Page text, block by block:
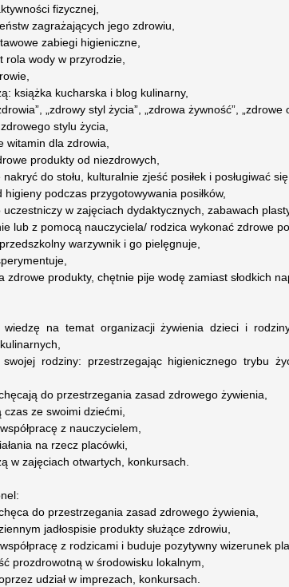
fizycznej,
zagrażających jego zdrowiu,
zabiegi higieniczne,
rola wody w przyrodzie,
książka kucharska i blog kulinarny,
„zdrowy styl życia”, „zdrowa żywność”, „zdrowe
stylu życia,
witamin dla zdrowia,
produkty od niezdrowych,
do stołu, kulturalnie zjeść posiłek i posługiwać
podczas przygotowywania posiłków,
w zajęciach dydaktycznych, zabawach
lub z pomocą nauczyciela/ rodzica wykonać zdrowe
warzywnik i go pielęgnuje,
zdrowe produkty, chętnie pije wodę zamiast słodkich
wiedzę na temat organizacji żywienia dzieci i
rodziny: przestrzegając higienicznego trybu
do przestrzegania zasad zdrowego żywienia,
ze swoimi dziećmi,
z nauczycielem,
na rzecz placówki,
w zajęciach otwartych, konkursach.
do przestrzegania zasad zdrowego żywienia,
jadłospisie produkty służące zdrowiu,
z rodzicami i buduje pozytywny wizerunek
prozdrowotną w środowisku lokalnym,
udział w imprezach, konkursach.